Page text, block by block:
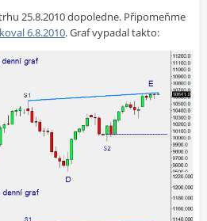
25.8.2010 dopoledne. Připomeňme
6.8.2010. Graf vypadal takto: